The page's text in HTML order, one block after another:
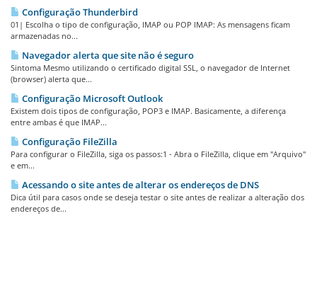
Configuração Thunderbird
01| Escolha o tipo de configuração, IMAP ou POP IMAP: As mensagens ficam
armazenadas no...
Navegador alerta que site não é seguro
Sintoma Mesmo utilizando o certificado digital SSL, o navegador de Internet
(browser) alerta que...
Configuração Microsoft Outlook
Existem dois tipos de configuração, POP3 e IMAP. Basicamente, a diferença
entre ambas é que IMAP...
Configuração FileZilla
Para configurar o FileZilla, siga os passos:1 - Abra o FileZilla, clique em "Arquivo"
e em...
Acessando o site antes de alterar os endereços de DNS
Dica útil para casos onde se deseja testar o site antes de realizar a alteração dos
endereços de...